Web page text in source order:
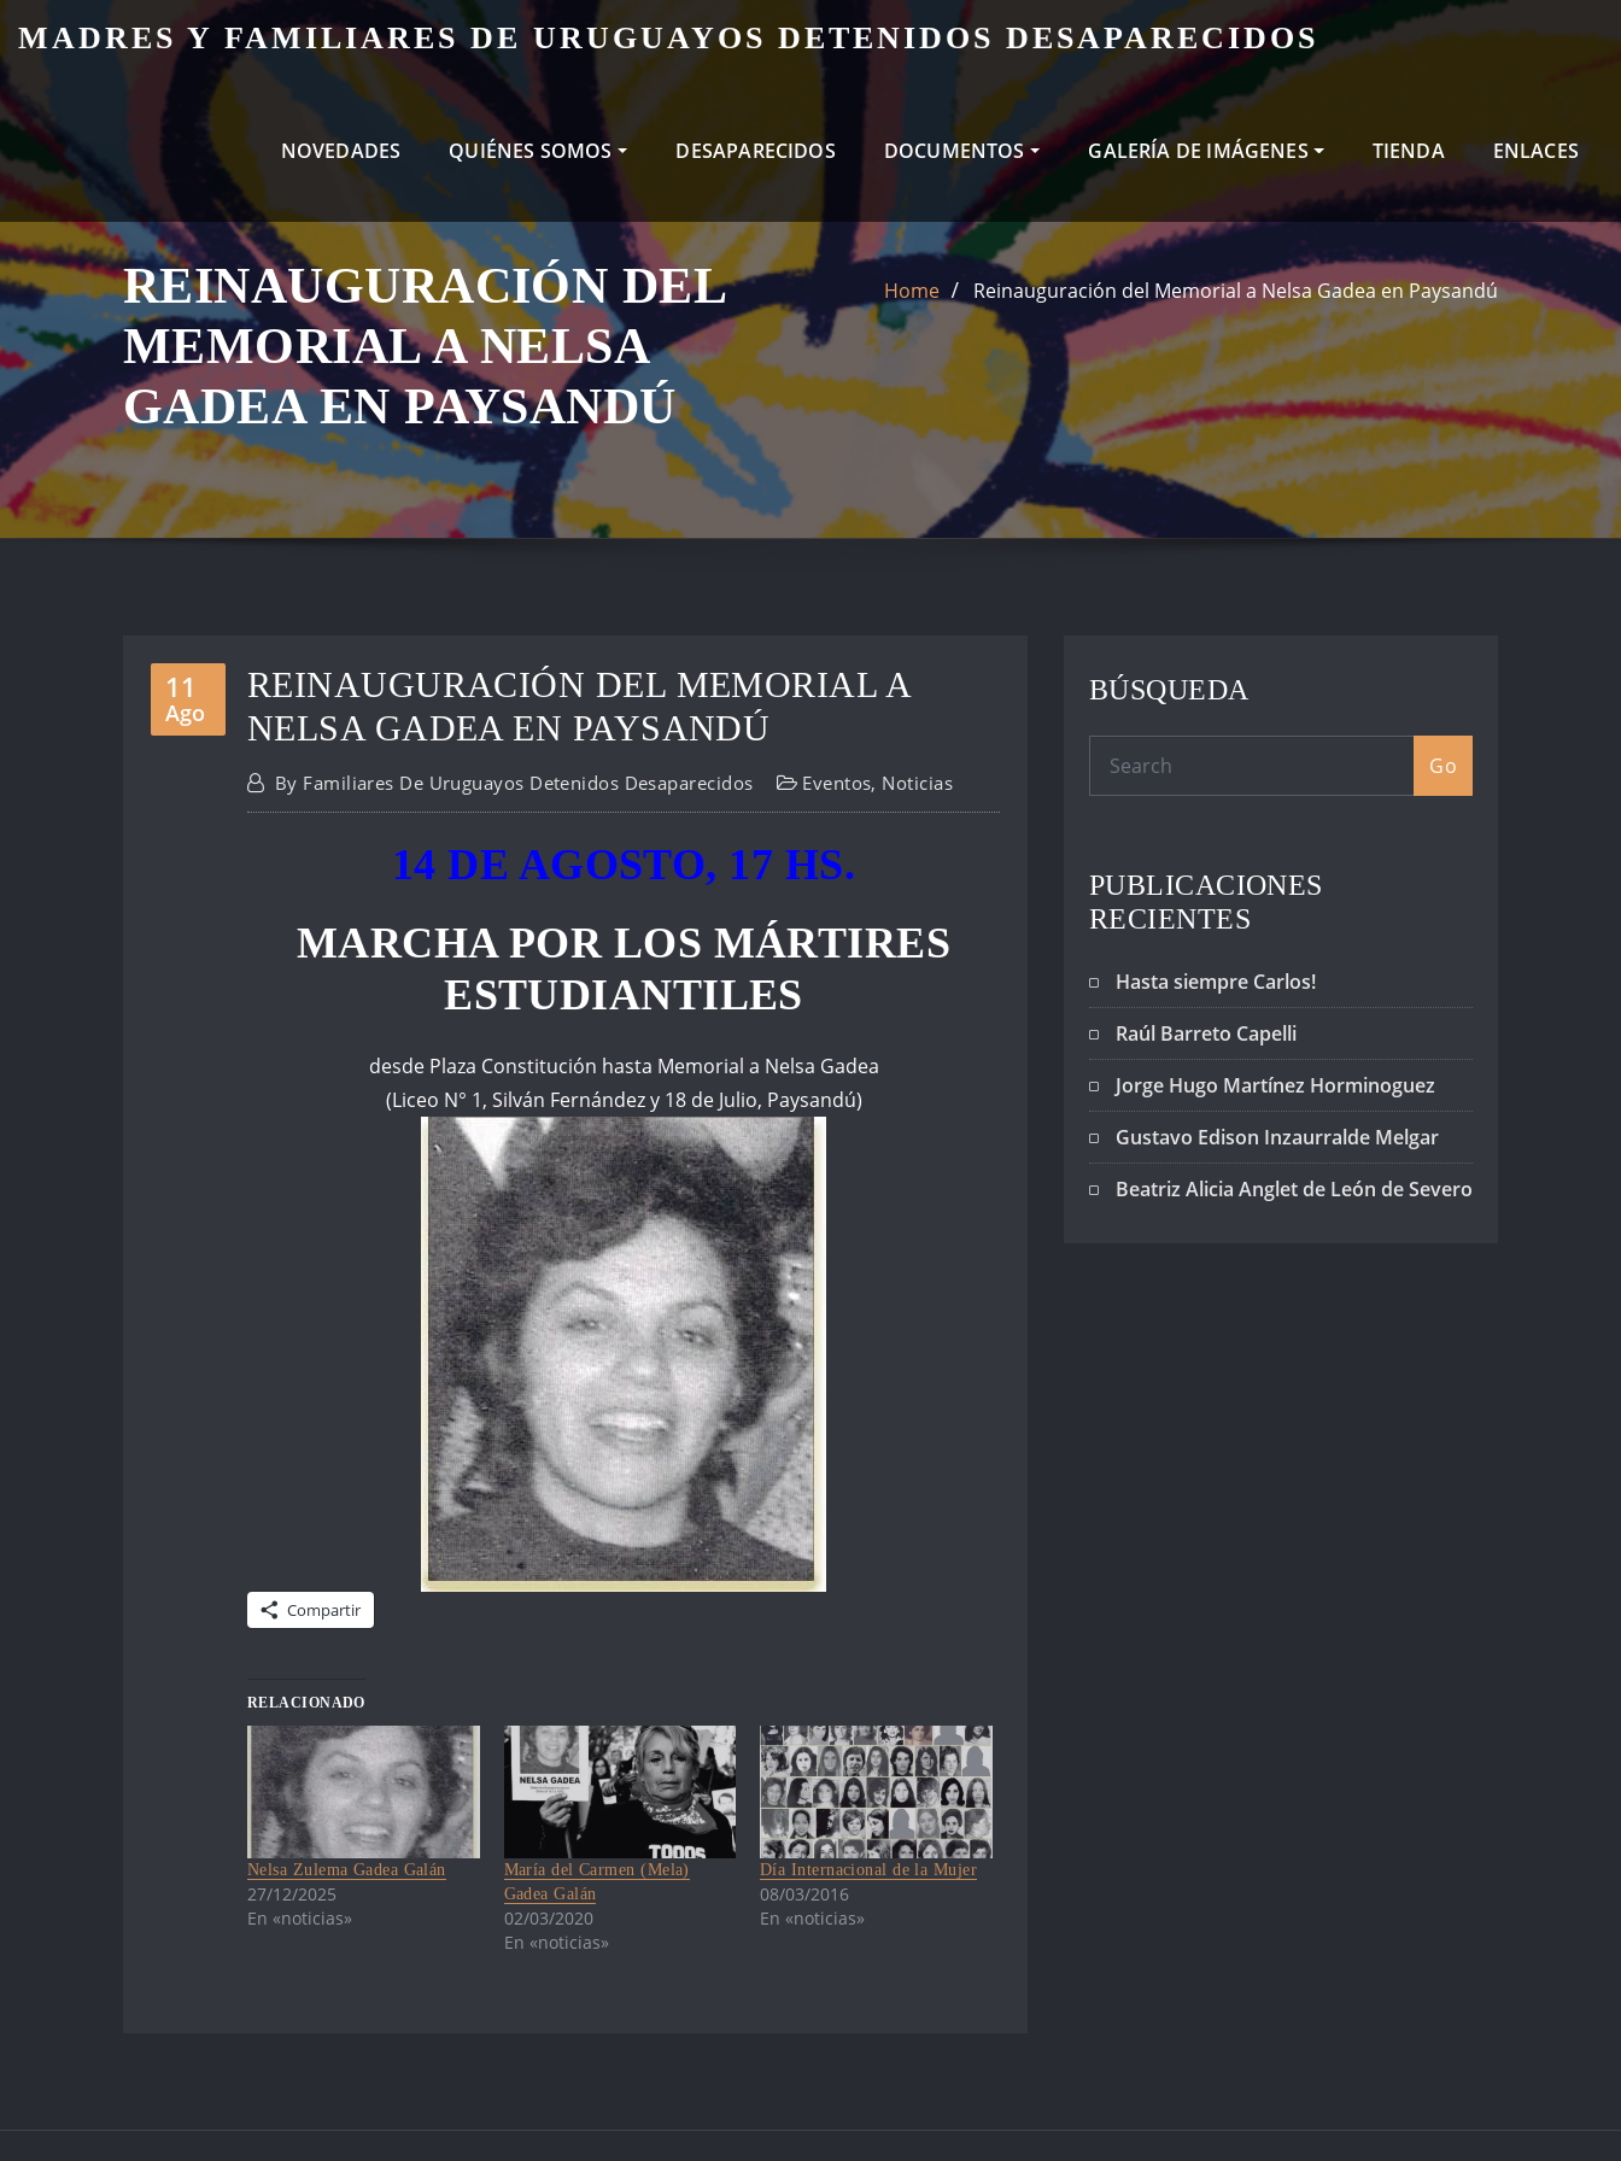
Skip
MADRES Y FAMILIARES DE URUGUAYOS DETENIDOS DESAPARECIDOS
NOVEDADES QUIÉNES SOMOS DESAPARECIDOS DOCUMENTOS GALERÍA DE IMÁGENES TIENDA ENLACES
REINAUGURACIÓN DEL
MEMORIAL A NELSA
GADEA EN PAYSANDÚ
Home Reinauguración del Memorial a Nelsa Gadea en Paysandú
11
Ago
REINAUGURACIÓN DEL MEMORIAL A
NELSA GADEA EN PAYSANDÚ
By Familiares De Uruguayos Detenidos Desaparecidos Eventos, Noticias
14 DE AGOSTO, 17 HS.
MARCHA POR LOS MÁRTIRES
ESTUDIANTILES
desde Plaza Constitución hasta Memorial a Nelsa Gadea
(Liceo N° 1, Silván Fernández y 18 de Julio, Paysandú)
Compartir
RELACIONADO
Nelsa Zulema Gadea Galán
27/12/2025
En «noticias»
María del Carmen (Mela)
Gadea Galán
02/03/2020
En «noticias»
Día Internacional de la Mujer
08/03/2016
En «noticias»
BÚSQUEDA
Go
PUBLICACIONES
RECIENTES
Hasta siempre Carlos!
Raúl Barreto Capelli
Jorge Hugo Martínez Horminoguez
Gustavo Edison Inzaurralde Melgar
Beatriz Alicia Anglet de León de Severo